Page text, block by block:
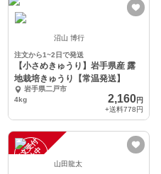
沼山 博行
注文から1~2日で発送
【小さめきゅうり】岩手県産 露
地栽培きゅうり【常温発送】
岩手県二戸市
4kg
2,160円
+送料778円
注
文
受
付
停
止
中 山田龍太